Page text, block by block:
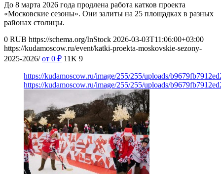
До 8 марта 2026 года продлена работа катков проекта
«Московские сезоны». Они залиты на 25 площадках в разных
районах столицы.
0 RUB https://schema.org/InStock 2026-03-03T11:06:00+03:00
https://kudamoscow.ru/event/katki-proekta-moskovskie-sezony-
2025-2026/ от 0 ₽ 11K 9
https://kudamoscow.ru/image/255/255/uploads/
https://kudamoscow.ru/image/255/255/uploads/